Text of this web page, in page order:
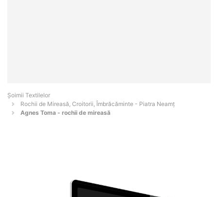
Șoimii Textilelor
Rochii de Mireasă, Croitorii, Îmbrăcăminte - Piatra Neamţ
Agnes Toma - rochii de mireasă